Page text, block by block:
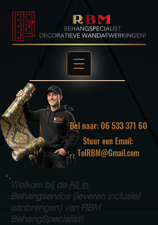
Stuur een Email:
TolRBM@Gmail.com
Bel naar: 06 533 371 60
Welkom bij deAll in
Behangservice (leveren inclusief
aanbrengen) van RBM
BehangSpecialist!